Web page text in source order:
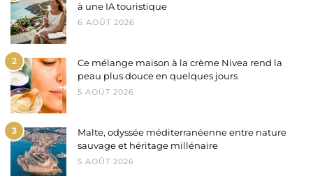
à une IA touristique
6 AOÛT 2026
2
Ce mélange maison à la crème Nivea rend la
peau plus douce en quelques jours
5 AOÛT 2026
3
Malte, odyssée méditerranéenne entre nature
sauvage et héritage millénaire
5 AOÛT 2026